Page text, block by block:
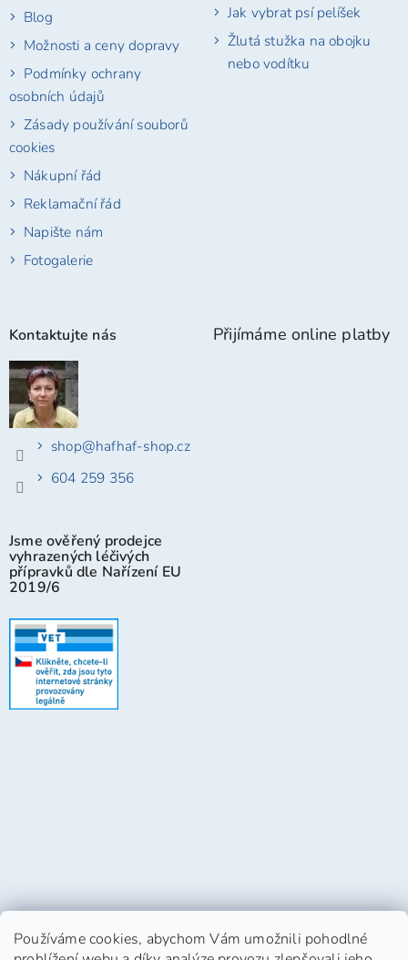
Používáme cookies, abychom Vám umožnili pohodlné
Blog
Možnosti a ceny dopravy
Podmínky ochrany
osobních údajů
Zásady používání souborů
cookies
Nákupní řád
Reklamační řád
Napište nám
Fotogalerie
Jak vybrat psí pelíšek
Žlutá stužka na obojku
nebo vodítku
Kontaktujte nás
shop@hafhaf-shop.cz
604 259 356
Jsme ověřený prodejce
vyhrazených léčivých
přípravků dle Nařízení EU
2019/6
Přijímáme online platby